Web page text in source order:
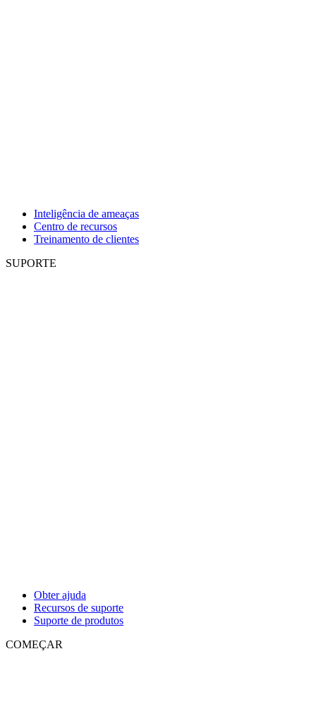
Inteligência de ameaças
Centro de recursos
Treinamento de clientes
SUPORTE
Obter ajuda
Recursos de suporte
Suporte de produtos
COMEÇAR